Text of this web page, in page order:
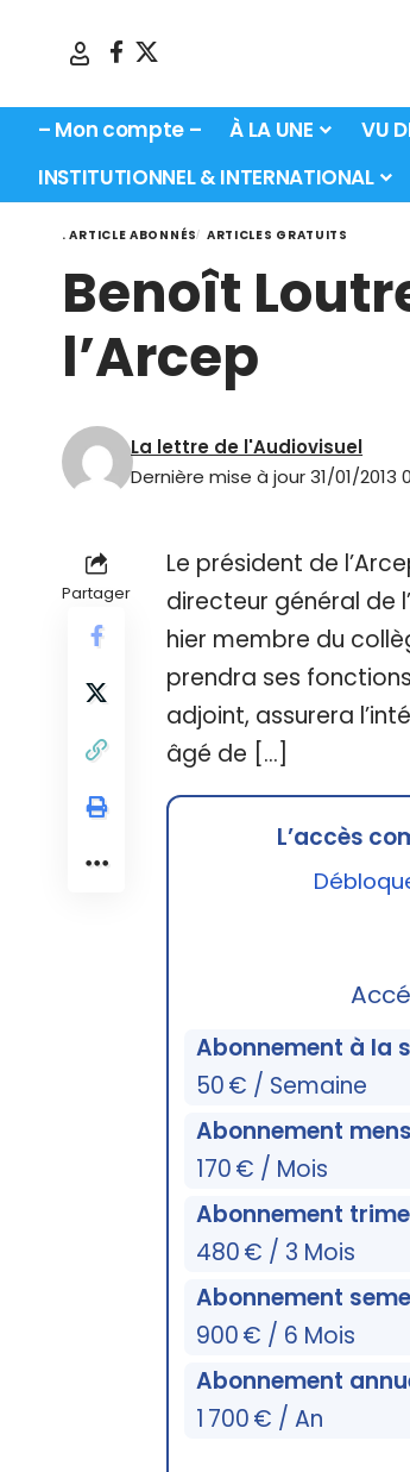
– Mon compte – À LA UNE VU
INSTITUTIONNEL & INTERNATIONAL
. ARTICLE ABONNÉS ARTICLES GRATUITS
Benoît
l’Arcep
Dernière mise à jour 31/01/2013
La lettre de l'Audiovisuel
Partager
Le président de
directeur général de
hier membre du
prendra ses
adjoint, assurera
âgé de […]
L’accès
Abonnement à la
50 € / Semaine
Abonnement
170 € / Mois
Abonnement
480 € / 3 Mois
Abonnement
900 € / 6 Mois
Abonnement
1 700 € / An